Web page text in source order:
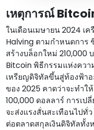
เหตุการณ์
ในเดือนเมษายน 2024 เ
Halving ตามกําหนดการ
สร้างบล็อกใหม่
Bitcoin พิธีกรรมแห่งคว
เหรียญดิจิทัลขึ้นสู่ท้องฟ้า
ของ 2025 คาดว่าจะทําใ
100,000 ดอลลาร์ การเ
จะส่งแรงสั่นสะเทือนไป
ต่อตลาดสกุลเงินดิจิทัลทั้ง